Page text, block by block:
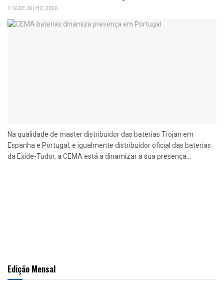
16 DE JULHO, 2026
Na qualidade de master distribuidor das baterias Trojan em
Espanha e Portugal, e igualmente distribuidor oficial das baterias
da Exide-Tudor, a CEMA está a dinamizar a sua presença...
Edição Mensal